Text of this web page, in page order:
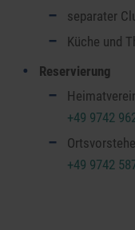
separater
Küche und
Reservierung
+49 9742
+49 9742